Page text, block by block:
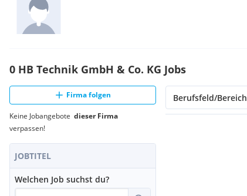
0 HB Technik GmbH & Co. KG Jobs
Firma folgen
Keine Jobangebote dieser Firma
verpassen!
JOBTITEL
Welchen Job suchst du?
Berufsfeld/Bereich